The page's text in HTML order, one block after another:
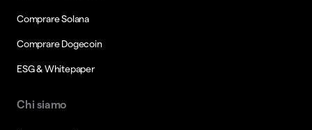
Comprare Solana
Comprare Dogecoin
ESG & Whitepaper
Chi siamo